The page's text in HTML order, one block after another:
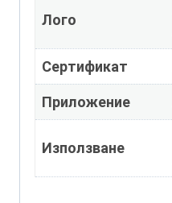
Лого
Сертификат
Приложение
Използване